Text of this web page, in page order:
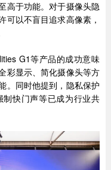
高于功能。对于摄像头隐
可以不盲目追求高像素，
G1等产品的成功意味
彩显示、简化摄像头等方
。同时他提到，隐私保护
快门声等已成为行业共